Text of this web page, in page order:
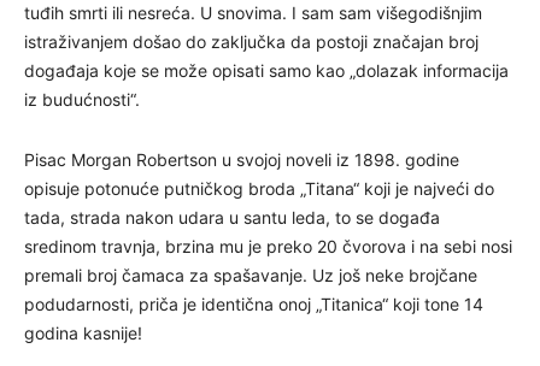
tuđih smrti ili nesreća. U snovima. I sam sam višegodišnjim
istraživanjem došao do zaključka da postoji značajan broj
događaja koje se može opisati samo kao „dolazak informacija
iz budućnosti“.
Pisac Morgan Robertson u svojoj noveli iz 1898. godine
opisuje potonuće putničkog broda „Titana“ koji je najveći do
tada, strada nakon udara u santu leda, to se događa
sredinom travnja, brzina mu je preko 20 čvorova i na sebi nosi
premali broj čamaca za spašavanje. Uz još neke brojčane
podudarnosti, priča je identična onoj „Titanica“ koji tone 14
godina kasnije!